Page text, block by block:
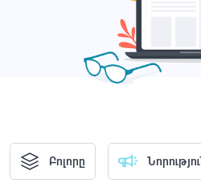
Բոլորը